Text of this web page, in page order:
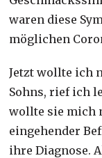
waren diese
möglichen
Jetzt wollte ich
Sohns, rief ich
wollte sie mich
eingehender
ihre Diagnose.